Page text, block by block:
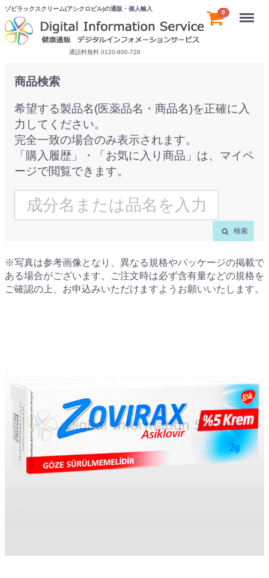
ゾビラックスクリーム(アシクロビル)の通販・個人輸入
通話料無料 0120-800-728
0 Menu
商品検索
希望する製品名(医薬品名・商品名)を正確に入
力してください。
完全一致の場合のみ表示されます。
「購入履歴」・「お気に入り商品」は、マイペ
ージで閲覧できます。
検索
※写真は参考画像となり、異なる規格やパッケージの掲載で
ある場合がございます。ご注文時は必ず含有量などの規格を
ご確認の上、お申込みいただけますようお願いいたします。